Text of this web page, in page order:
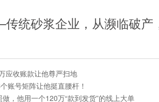
统砂浆企业，从濒临破
势增长38%
应收账款让他尊严扫地
账号矩阵让他挺直腰杆！
，他用一个120万“款到发货”的线上大单